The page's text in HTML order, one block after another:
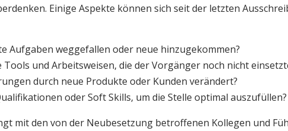
Einige Aspekte können sich seit der letzten
Aufgaben weggefallen oder neue hinzugekommen?
und Arbeitsweisen, die der Vorgänger noch nicht
durch neue Produkte oder Kunden verändert?
oder Soft Skills, um die Stelle optimal auszufüllen?
mit den von der Neubesetzung betroffenen Kollegen und